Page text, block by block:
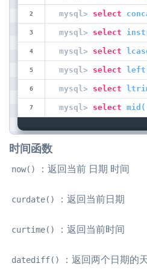
mysql> select
mysql> select
mysql> select
mysql> select left
mysql> select
mysql> select mid (
时间函数
now() ：返回当前 日期 时间
curdate() ：返回当前日期
curtime() ：返回当前时间
datediff() ：返回两个日期的